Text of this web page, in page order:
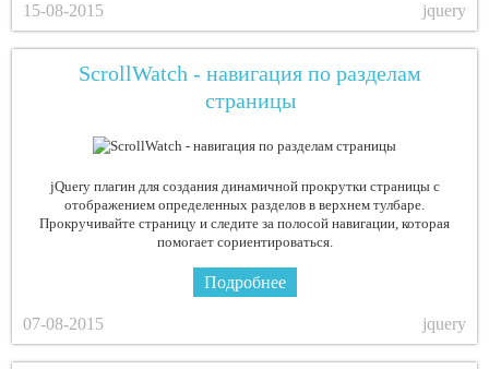
15-08-2015 jquery
ScrollWatch - навигация по разделам
страницы
jQuery плагин для создания динамичной прокрутки страницы с
отображением определенных разделов в верхнем тулбаре.
Прокручивайте страницу и следите за полосой навигации, которая
помогает сориентироваться.
Подробнее
07-08-2015 jquery